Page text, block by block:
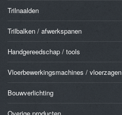
Trilnaalden
Trilbalken / afwerkspanen
Handgereedschap / tools
Vloerbewerkingsmachines / vloerzagen
Bouwverlichting
Overige producten